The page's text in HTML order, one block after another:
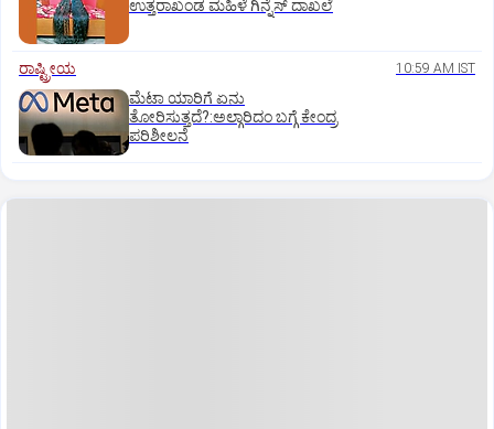
ಉತ್ತರಾಖಂಡ ಮಹಿಳೆ ಗಿನ್ನೆಸ್‌ ದಾಖಲೆ
ರಾಷ್ಟ್ರೀಯ 10:59 AM IST
ಮೆಟಾ ಯಾರಿಗೆ ಏನು
ತೋರಿಸುತ್ತದೆ?:ಅಲ್ಗಾರಿದಂ ಬಗ್ಗೆ ಕೇಂದ್ರ
ಪರಿಶೀಲನೆ